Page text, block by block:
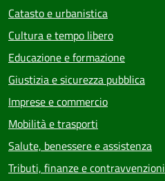
Catasto e urbanistica
Cultura e tempo libero
Educazione e formazione
Giustizia e sicurezza pubblica
Imprese e commercio
Mobilità e trasporti
Salute, benessere e assistenza
Tributi, finanze e contravvenzioni